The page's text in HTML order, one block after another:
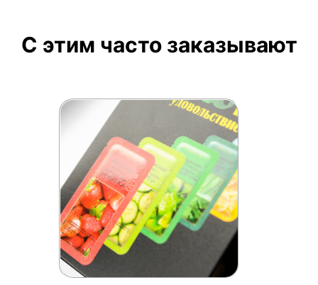
С этим часто заказывают